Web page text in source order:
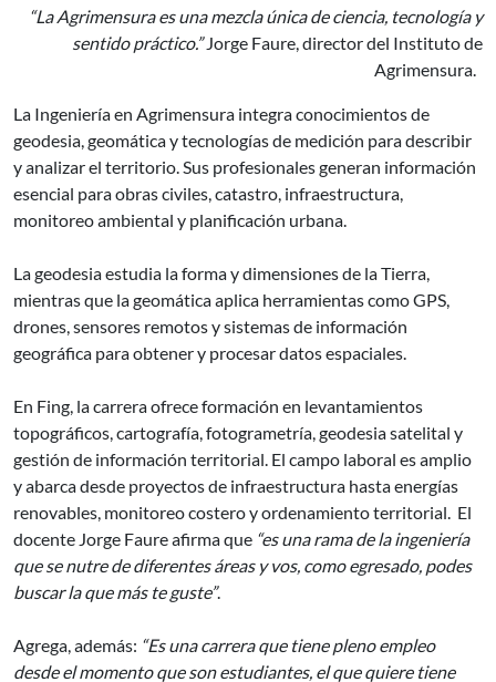
“La Agrimensura es una mezcla única de ciencia, tecnología y
sentido práctico.”Jorge Faure, director del Instituto de
Agrimensura.
La Ingeniería en Agrimensura integra conocimientos de
geodesia, geomática y tecnologías de medición para describir
y analizar el territorio. Sus profesionales generan información
esencial para obras civiles, catastro, infraestructura,
monitoreo ambiental y planificación urbana.
La geodesia estudia la forma y dimensiones de la Tierra,
mientras que la geomática aplica herramientas como GPS,
drones, sensores remotos y sistemas de información
geográfica para obtener y procesar datos espaciales.
En Fing, la carrera ofrece formación en levantamientos
topográficos, cartografía, fotogrametría, geodesia satelital y
gestión de información territorial. El campo laboral es amplio
y abarca desde proyectos de infraestructura hasta energías
renovables, monitoreo costero y ordenamiento territorial. El
docente Jorge Faure afirma que “es una rama de la ingeniería
que se nutre de diferentes áreas y vos, como egresado, podes
buscar la que más te guste”.
Agrega, además: “Es una carrera que tiene pleno empleo
desde el momento que son estudiantes, el que quiere tiene